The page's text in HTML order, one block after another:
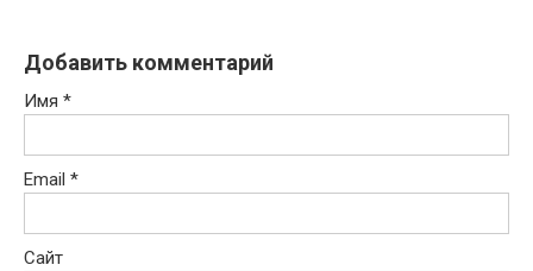
Добавить комментарий
Имя *
Email *
Сайт